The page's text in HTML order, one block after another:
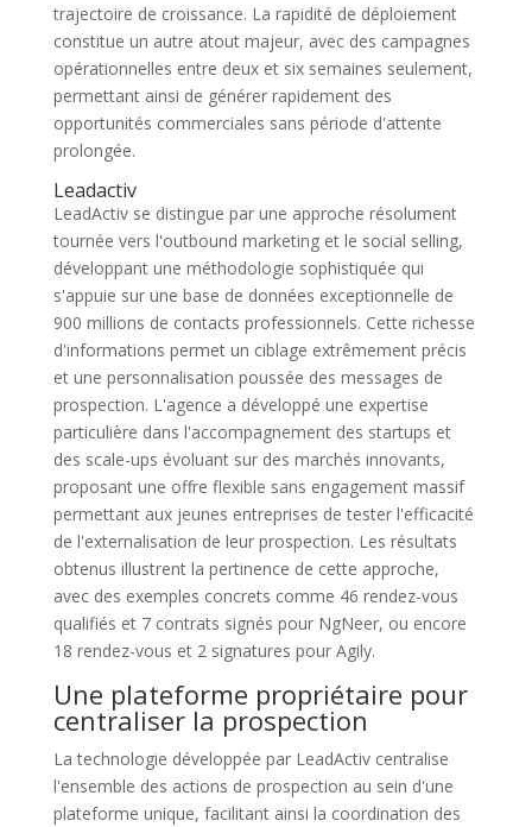
trajectoire de croissance. La rapidité de déploiement
constitue un autre atout majeur, avec des campagnes
opérationnelles entre deux et six semaines seulement,
permettant ainsi de générer rapidement des
opportunités commerciales sans période d'attente
prolongée.
Leadactiv
LeadActiv se distingue par une approche résolument
tournée vers l'outbound marketing et le social selling,
développant une méthodologie sophistiquée qui
s'appuie sur une base de données exceptionnelle de
900 millions de contacts professionnels. Cette richesse
d'informations permet un ciblage extrêmement précis
et une personnalisation poussée des messages de
prospection. L'agence a développé une expertise
particulière dans l'accompagnement des startups et
des scale-ups évoluant sur des marchés innovants,
proposant une offre flexible sans engagement massif
permettant aux jeunes entreprises de tester l'efficacité
de l'externalisation de leur prospection. Les résultats
obtenus illustrent la pertinence de cette approche,
avec des exemples concrets comme 46 rendez-vous
qualifiés et 7 contrats signés pour NgNeer, ou encore
18 rendez-vous et 2 signatures pour Agily.
Une plateforme propriétaire pour
centraliser la prospection
La technologie développée par LeadActiv centralise
l'ensemble des actions de prospection au sein d'une
plateforme unique, facilitant ainsi la coordination des